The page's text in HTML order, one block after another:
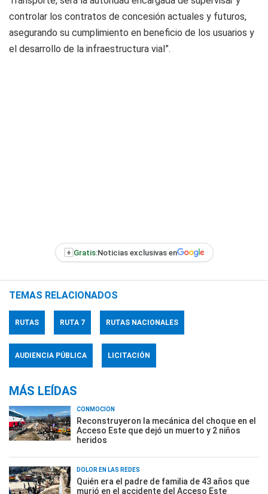
controlar los contratos de concesión actuales y futuros,
asegurando su cumplimiento en beneficio de los usuarios y
el desarrollo de la infraestructura vial”.
+ Gratis:Noticias exclusivas en
TEMAS RELACIONADOS
RUTAS RUTA 7 RUTAS NACIONALES
AUDIENCIA PÚBLICA LICITACIÓN
MÁS LEÍDAS
CONMOCIÓN
Reconstruyeron la mecánica del choque en el
Acceso Este que dejó un muerto y 2 niños
heridos
DOLOR EN LAS REDES
Quién era el padre de familia de 43 años que
murió en el accidente del Acceso Este